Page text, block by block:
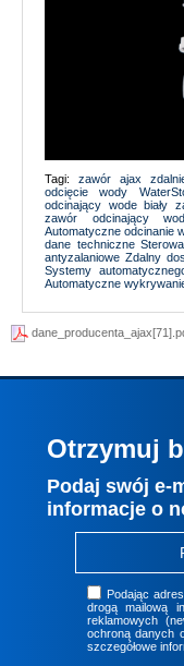
Tagi:zawór ajax
odcięcie wody
odcinający wode biały
zawór odcinający
Automatyczne odcinanie
dane techniczne
antyzalaniowe Zdalny
Systemy
Automatyczne
Otrzymuj
Podaj swój e-
informacje o
Podając
drogą mailową
reklamowych
ochroną danych
szczegółowe